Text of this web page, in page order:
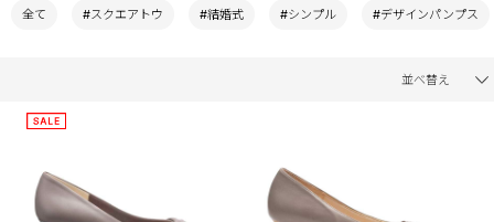
全て #スクエアトウ #結婚式 #シンプル #デザインパンプス
並べ替え